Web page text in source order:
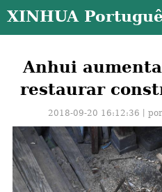
XINHUA
Anhui
restaurar
2018-09-20 16:12:36丨